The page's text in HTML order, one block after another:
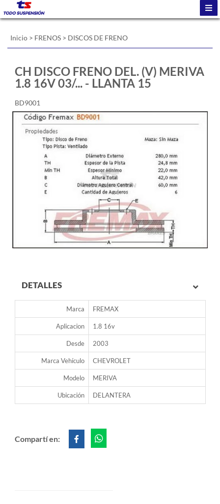
Inicio > FRENOS > DISCOS DE FRENO
CH DISCO FRENO DEL. (V) MERIVA
1.8 16V 03/... - LLANTA 15
BD9001
DETALLES
Marca FREMAX
Aplicacion 1.8 16v
Desde 2003
Marca Vehículo CHEVROLET
Modelo MERIVA
Ubicación DELANTERA
Compartí en: